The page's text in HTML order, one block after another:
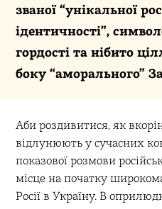
званої “унікальної
ідентичності”,
гордості та нібито
боку “аморального”
Аби роздивитися, як
відлунюють у сучасних
показової розмови
місце на початку
Росії в Україну. В